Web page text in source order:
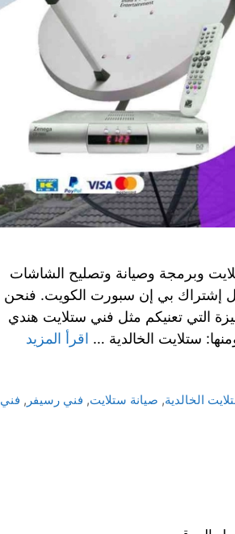
وبرمجة وصيانة وتصليح الشاشات
مثل إشتراك بي إن سبورت الكويت. فنحن
التي تعنيكم مثل فني ستلايت هندي
اقرأ المزيد
الخالدية, صيانة ستلايت, فني رسيفر , فني